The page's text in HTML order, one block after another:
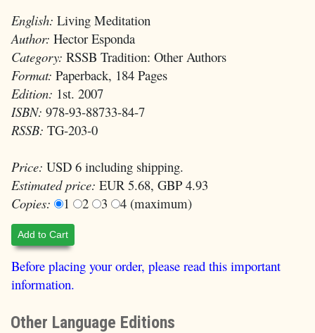
English: Living Meditation
Author: Hector Esponda
Category: RSSB Tradition: Other Authors
Format: Paperback, 184 Pages
Edition: 1st. 2007
ISBN: 978-93-88733-84-7
RSSB: TG-203-0
Price: USD 6 including shipping.
Estimated price: EUR 5.68, GBP 4.93
Copies:
1 2 3 4 (maximum)
Add to Cart
Before placing your order, please read this important
information.
Other Language Editions